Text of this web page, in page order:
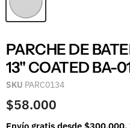
PARCHE DE
13" COATED BA-
SKU PARC0134
$58.000